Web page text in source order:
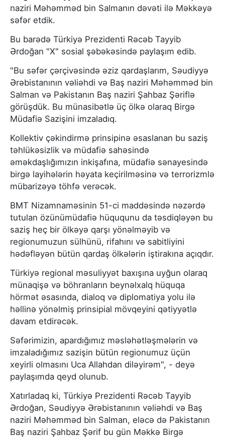
naziri Məhəmməd bin Salmanın dəvəti ilə Məkkəyə
səfər etdik.
Bu barədə Türkiyə Prezidenti Rəcəb Tayyib
Ərdoğan "X" sosial şəbəkəsində paylaşım edib.
"Bu səfər çərçivəsində əziz qardaşlarım, Səudiyyə
Ərəbistanının vəliəhdi və Baş naziri Məhəmməd bin
Salman və Pakistanın Baş naziri Şahbaz Şəriflə
görüşdük. Bu münasibətlə üç ölkə olaraq Birgə
Müdafiə Sazişini imzaladıq.
Kollektiv çəkindirmə prinsipinə əsaslanan bu saziş
təhlükəsizlik və müdafiə sahəsində
əməkdaşlığımızın inkişafına, müdafiə sənayesində
birgə layihələrin həyata keçirilməsinə və terrorizmlə
mübarizəyə töhfə verəcək.
BMT Nizamnaməsinin 51-ci maddəsində nəzərdə
tutulan özünümüdafiə hüququnu da təsdiqləyən bu
saziş heç bir ölkəyə qarşı yönəlməyib və
regionumuzun sülhünü, rifahını və sabitliyini
hədəfləyən bütün qardaş ölkələrin iştirakına açıqdır.
Türkiyə regional məsuliyyət baxışına uyğun olaraq
münaqişə və böhranların beynəlxalq hüquqa
hörmət əsasında, dialoq və diplomatiya yolu ilə
həllinə yönəlmiş prinsipial mövqeyini qətiyyətlə
davam etdirəcək.
Səfərimizin, apardığımız məsləhətləşmələrin və
imzaladığımız sazişin bütün regionumuz üçün
xeyirli olmasını Uca Allahdan diləyirəm", - deyə
paylaşımda qeyd olunub.
Xatırladaq ki, Türkiyə Prezidenti Rəcəb Tayyib
Ərdoğan, Səudiyyə Ərəbistanının vəliəhdi və Baş
naziri Məhəmməd bin Salman, eləcə də Pakistanın
Baş naziri Şahbaz Şərif bu gün Məkkə Birgə